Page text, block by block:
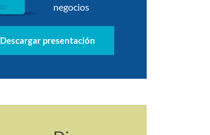
negocios
Descargar presentación